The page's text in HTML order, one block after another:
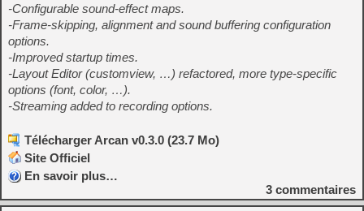
-Configurable sound-effect maps.
-Frame-skipping, alignment and sound buffering configuration
options.
-Improved startup times.
-Layout Editor (customview, …) refactored, more type-specific
options (font, color, …).
-Streaming added to recording options.
Télécharger Arcan v0.3.0 (23.7 Mo)
Site Officiel
En savoir plus…
3 commentaires